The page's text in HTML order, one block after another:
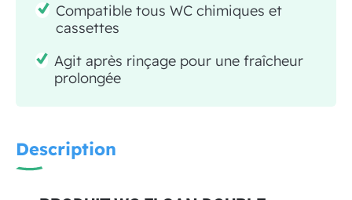
Compatible tous WC chimiques et
cassettes
Agit après rinçage pour une fraîcheur
prolongée
Description